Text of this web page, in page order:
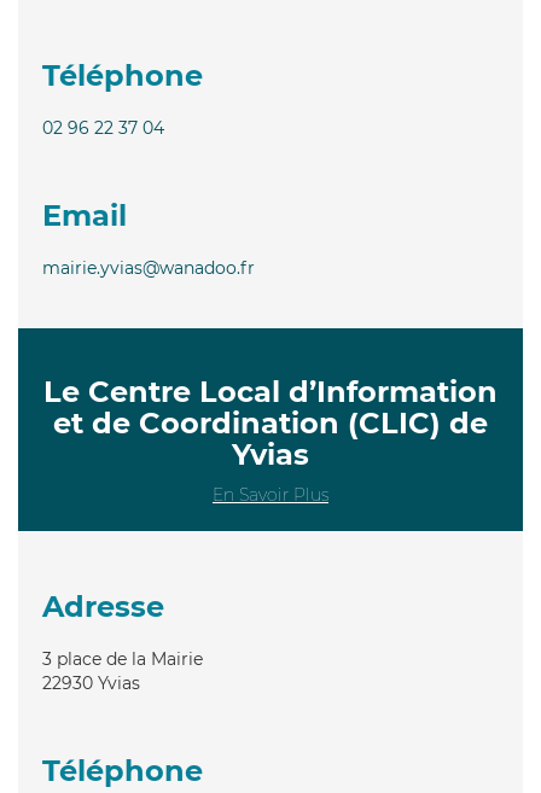
Téléphone
02 96 22 37 04
Email
mairie.yvias@wanadoo.fr
Le Centre Local d’Information
et de Coordination (CLIC) de
Yvias
En Savoir Plus
Adresse
3 place de la Mairie
22930 Yvias
Téléphone